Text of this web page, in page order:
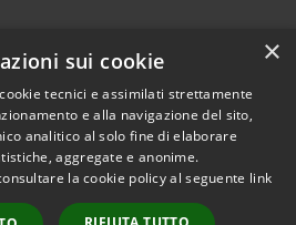
Copyright © 2026 • Comune di
Portogruaro • Powered by
×
sui cookie
tecnici e assimilati strettamente
e alla navigazione del sito,
analitico al solo fine di elaborare
aggregate e anonime.
la cookie policy al seguente link